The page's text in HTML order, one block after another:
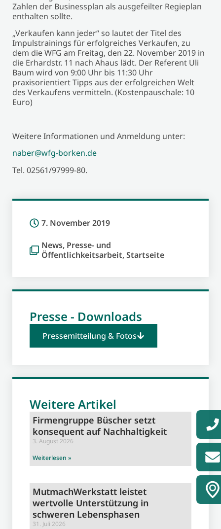
Zahlen der Businessplan als ausgefeilter Regieplan
enthalten sollte.
„Verkaufen kann jeder“ so lautet der Titel des
Impulstrainings für erfolgreiches Verkaufen, zu
dem die WFG am Freitag, den 22. November 2019 in
die Erhardstr. 11 nach Ahaus lädt. Der Referent Uli
Baum wird von 9:00 Uhr bis 11:30 Uhr
praxisorientiert Tipps aus der erfolgreichen Welt
des Verkaufens vermitteln. (Kostenpauschale: 10
Euro)
Weitere Informationen und Anmeldung unter:
naber@wfg-borken.de
Tel. 02561/97999-80.
7. November 2019
News, Presse- und
Öffentlichkeitsarbeit,Startseite
Presse - Downloads
Pressemitteilung & Fotos
Weitere Artikel
Firmengruppe Büscher setzt
konsequent auf Nachhaltigkeit
3. August 2026
Weiterlesen »
MutmachWerkstatt leistet
wertvolle Unterstützung in
schweren Lebensphasen
31. Juli 2026